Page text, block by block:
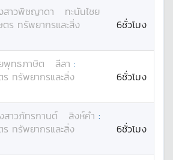
สาวพิชญาดา
ทะนันไชย
ตร ทรัพยากรและสิ่ง
6ชั่วโมง
พุทธภาษิต ลีลา :
ทรัพยากรและสิ่ง
6ชั่วโมง
สาวภัทรกานต์ สิงห์คำ :
ทรัพยากรและสิ่ง
6ชั่วโมง